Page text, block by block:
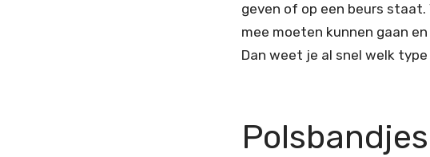
geven of op een beurs
mee moeten kunnen gaan
Dan weet je al snel welk